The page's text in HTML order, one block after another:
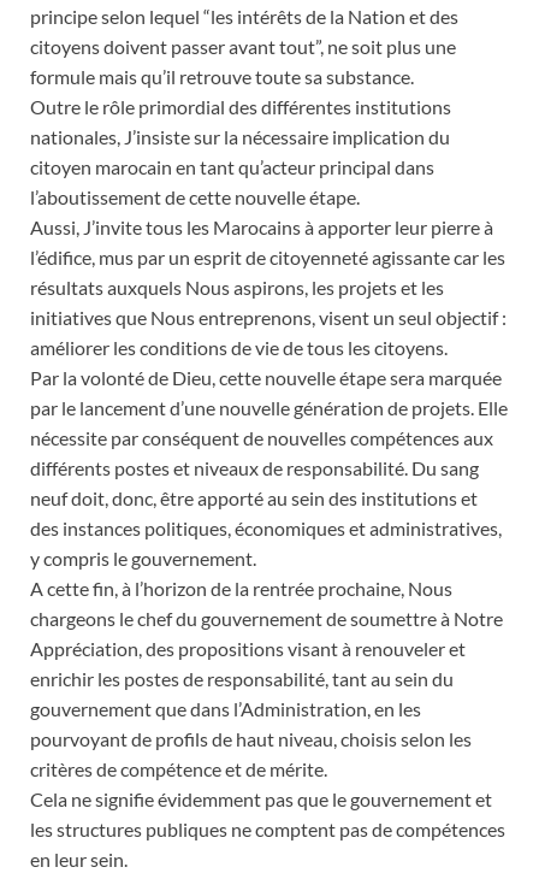
principe selon lequel “les intérêts de la Nation et des
citoyens doivent passer avant tout”, ne soit plus une
formule mais qu’il retrouve toute sa substance.
Outre le rôle primordial des différentes institutions
nationales, J’insiste sur la nécessaire implication du
citoyen marocain en tant qu’acteur principal dans
l’aboutissement de cette nouvelle étape.
Aussi, J’invite tous les Marocains à apporter leur pierre à
l’édifice, mus par un esprit de citoyenneté agissante car les
résultats auxquels Nous aspirons, les projets et les
initiatives que Nous entreprenons, visent un seul objectif :
améliorer les conditions de vie de tous les citoyens.
Par la volonté de Dieu, cette nouvelle étape sera marquée
par le lancement d’une nouvelle génération de projets. Elle
nécessite par conséquent de nouvelles compétences aux
différents postes et niveaux de responsabilité. Du sang
neuf doit, donc, être apporté au sein des institutions et
des instances politiques, économiques et administratives,
y compris le gouvernement.
A cette fin, à l’horizon de la rentrée prochaine, Nous
chargeons le chef du gouvernement de soumettre à Notre
Appréciation, des propositions visant à renouveler et
enrichir les postes de responsabilité, tant au sein du
gouvernement que dans l’Administration, en les
pourvoyant de profils de haut niveau, choisis selon les
critères de compétence et de mérite.
Cela ne signifie évidemment pas que le gouvernement et
les structures publiques ne comptent pas de compétences
en leur sein.